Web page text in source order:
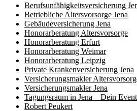
Berufs­unfähigkeits­­versicherung
Betriebliche Altersvorsorge Jena
Gebäudeversicherung Jena
Honorar­beratung Altersvorsorge
Honorar­beratung Erfurt
Honorar­beratung Weimar
Honorarberatung Leipzig
Private Kranken­­versicherung Jena
Versicherungsmakler
Versicherungs­makler Jena
Tagungsraum in Jena – Dein
Robert Peukert